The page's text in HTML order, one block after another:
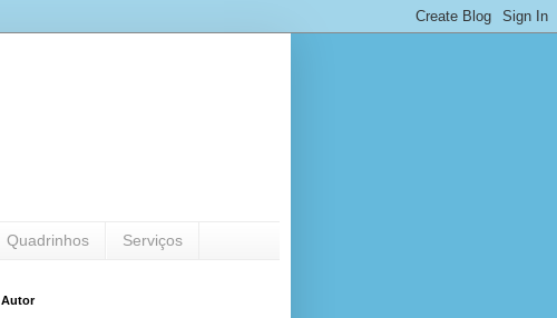
Quadrinhos Serviços
Autor